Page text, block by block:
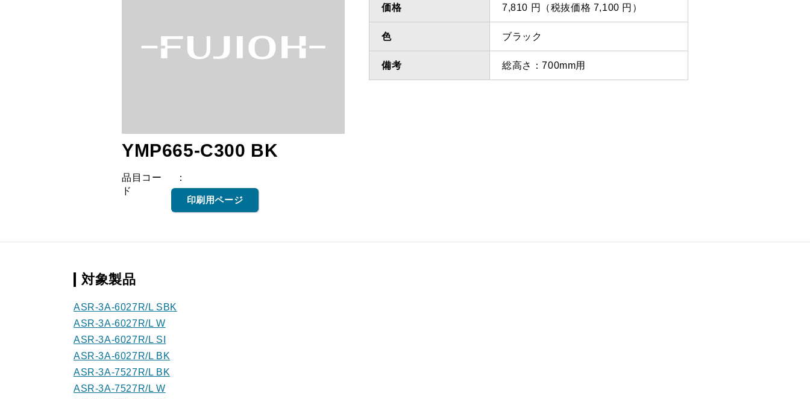
YMP665-C300 BK
品目コー
ド
印刷用ページ
価格 7,810 円（税抜価格 7,100 円）
色 ブラック
備考 総高さ：700mm用
対象製品
ASR-3A-6027R/L SBK
ASR-3A-6027R/L W
ASR-3A-6027R/L SI
ASR-3A-6027R/L BK
ASR-3A-7527R/L BK
ASR-3A-7527R/L W